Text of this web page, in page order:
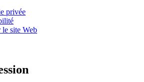
privée
le site Web